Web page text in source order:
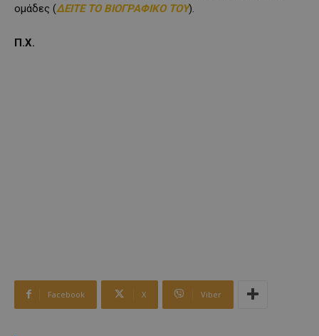
ομάδες (ΔΕΙΤΕ ΤΟ ΒΙΟΓΡΑΦΙΚΟ ΤΟΥ).
Π.Χ.
Facebook X Viber